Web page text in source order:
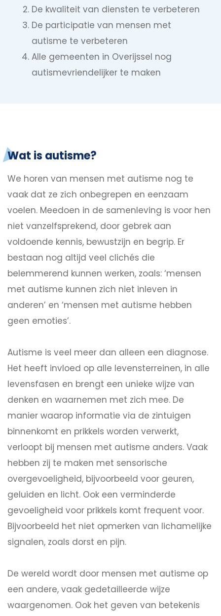
De kwaliteit van diensten te verbeteren
De participatie van mensen met
autisme te verbeteren
Alle gemeenten in Overijssel nog
autismevriendelijker te maken
Wat is autisme?
We horen van mensen met autisme nog te
vaak dat ze zich onbegrepen en eenzaam
voelen. Meedoen in de samenleving is voor hen
niet vanzelfsprekend, door gebrek aan
voldoende kennis, bewustzijn en begrip. Er
bestaan nog altijd veel clichés die
belemmerend kunnen werken, zoals: ‘mensen
met autisme kunnen zich niet inleven in
anderen’ en ‘mensen met autisme hebben
geen emoties’.
Autisme is veel meer dan alleen een diagnose.
Het heeft invloed op alle levensterreinen, in alle
levensfasen en brengt een unieke wijze van
denken en waarnemen met zich mee. De
manier waarop informatie via de zintuigen
binnenkomt en prikkels worden verwerkt,
verloopt bij mensen met autisme anders. Vaak
hebben zij te maken met sensorische
overgevoeligheid, bijvoorbeeld voor geuren,
geluiden en licht. Ook een verminderde
gevoeligheid voor prikkels komt frequent voor.
Bijvoorbeeld het niet opmerken van lichamelijke
signalen, zoals dorst en pijn.
De wereld wordt door mensen met autisme op
een andere, vaak gedetailleerde wijze
waargenomen. Ook het geven van betekenis